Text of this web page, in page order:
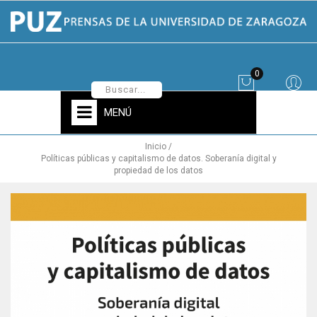
0
MENÚ
Inicio
Políticas públicas y capitalismo de datos. Soberanía digital y
propiedad de los datos